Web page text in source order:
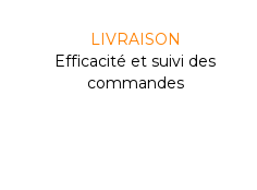
LIVRAISON
Efﬁcacité et suivi des
commandes